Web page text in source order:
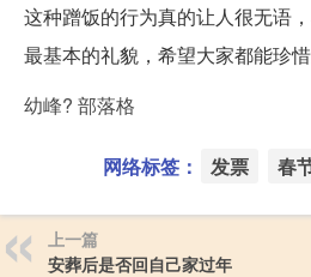
这种蹭饭的行为真的让人很无语
最基本的礼貌，希望大家都能珍惜
幼峰? 部落格
网络标签： 发票 春
上一篇
安葬后是否回自己家过年